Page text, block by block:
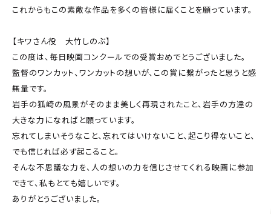
これからもこの素敵な作品を多くの皆様に届くことを願っています。
【キワさん役 大竹しのぶ】
この度は、毎日映画コンクールでの受賞おめでとうございました。
監督のワンカット、ワンカットの想いが、この賞に繋がったと思うと感
無量です。
岩手の狐崎の風景がそのまま美しく再現されたこと、岩手の方達の
大きな力になればと願っています。
忘れてしまいそうなこと、忘れてはいけないこと、起こり得ないこと、
でも信じれば必ず起こること。
そんな不思議な力を、人の想いの力を信じさせてくれる映画に参加
できて、私もとても嬉しいです。
ありがとうございました。